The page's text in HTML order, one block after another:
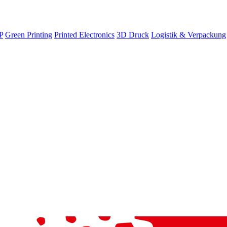
Green Printing Printed Electronics 3D Druck Logistik & Verpackung